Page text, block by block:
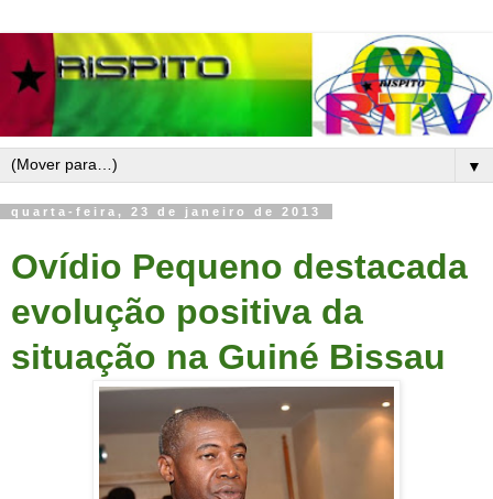
▼
quarta-feira, 23 de janeiro de 2013
Ovídio Pequeno destacada
evolução positiva da
situação na Guiné Bissau